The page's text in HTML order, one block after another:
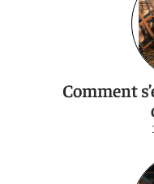
Comment